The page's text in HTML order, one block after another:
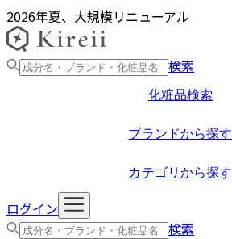
2026年夏、大規模リニューアル
検索
化粧品検索
ブランドから探す
カテゴリから探す
ログイン
検索